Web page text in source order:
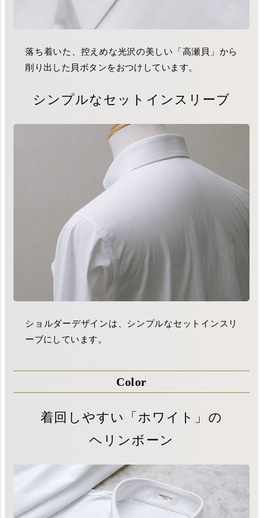
落ち着いた、控えめな光沢の美しい「高瀬貝」から
削り出した貝ボタンをおつけしています。
シンプルなセットインスリーブ
ショルダーデザインは、シンプルなセットインスリ
ーブにしています。
Color
着回しやすい「ホワイト」の
ヘリンボーン